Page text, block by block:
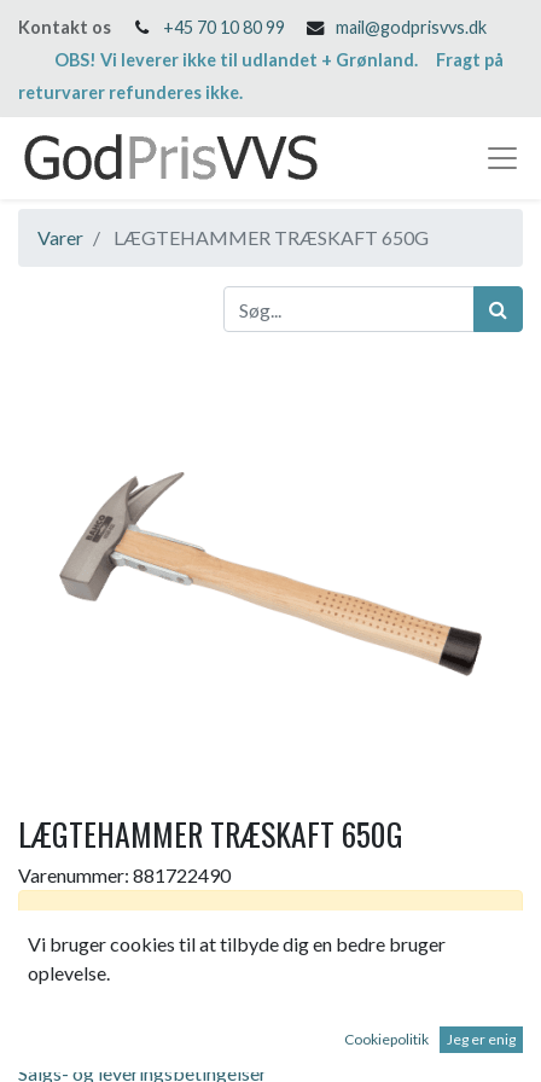
Kontakt os +45 70 10 80 99
mail@godprisvvs.dk
OBS! Vi leverer ikke til udlandet + Grønland. Fragt på
returvarer refunderes ikke.
Varer LÆGTEHAMMER TRÆSKAFT 650G
LÆGTEHAMMER TRÆSKAFT 650G
Varenummer: 881722490
Salgs- og leveringsbetingelser
Vi bruger cookies til at tilbyde dig en bedre bruger
oplevelse.
Cookiepolitik Jeg er enig